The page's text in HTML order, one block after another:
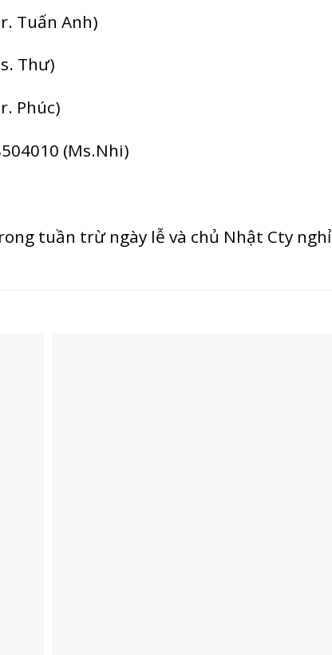
Tuấn Anh)
Thư)
Phúc)
(Ms.Nhi)
tuần trừ ngày lễ và chủ Nhật Cty nghỉ